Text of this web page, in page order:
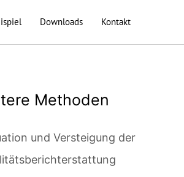
Downloads Kontakt
Methoden
und Versteigung der